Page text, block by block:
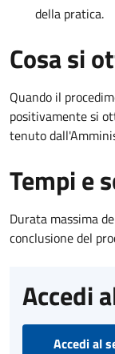
della pratica.
Cosa si
Quando il
positivamente si
tenuto
Tempi e
Durata massima
conclusione del
Accedi
Accedi al